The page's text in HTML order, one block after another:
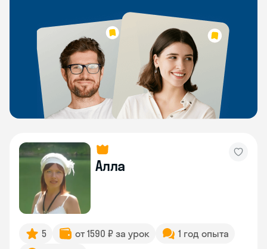
Алла
5 от 1590 ₽ за урок
1 год опыта